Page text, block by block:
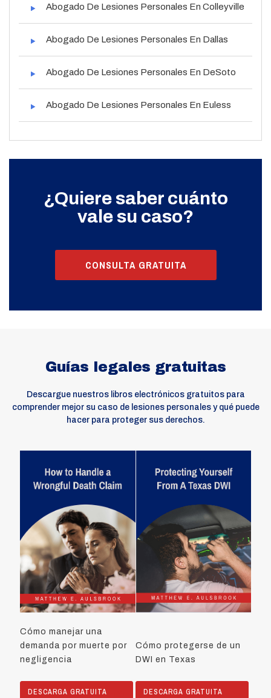
Abogado De Lesiones Personales En Colleyville
Abogado De Lesiones Personales En Dallas
Abogado De Lesiones Personales En DeSoto
Abogado De Lesiones Personales En Euless
¿Quiere saber cuánto
vale su caso?
CONSULTA GRATUITA
Guías legales gratuitas
Descargue nuestros libros electrónicos gratuitos para
comprender mejor su caso de lesiones personales y qué puede
hacer para proteger sus derechos.
Cómo manejar una
demanda por muerte por
negligencia
DESCARGA GRATUITA
Cómo protegerse de un
DWI en Texas
DESCARGA GRATUITA